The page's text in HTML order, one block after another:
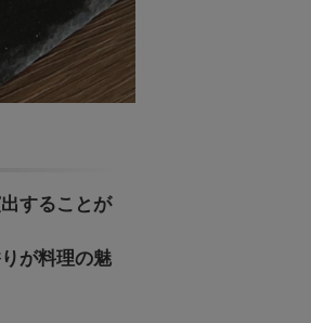
することが
が料理の魅